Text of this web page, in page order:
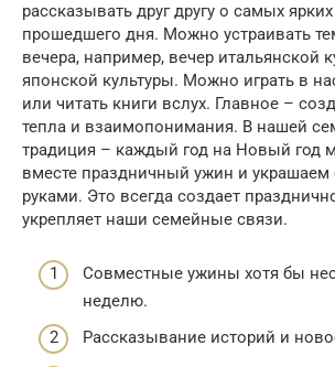
рассказывать друг другу о самых
прошедшего дня. Можно устраивать
вечера, например, вечер итальянской
японской культуры. Можно играть в
или читать книги вслух. Главное –
тепла и взаимопонимания. В нашей
традиция – каждый год на Новый год
вместе праздничный ужин и украшаем
руками. Это всегда создает
укрепляет наши семейные связи.
Совместные ужины хотя бы
неделю.
Рассказывание историй и